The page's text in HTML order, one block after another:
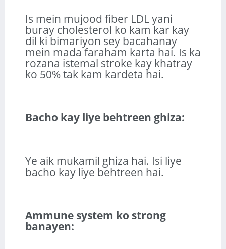
Is mein mujood fiber LDL yani
buray cholesterol ko kam kar kay
dil ki bimariyon sey bacahanay
mein mada faraham karta hai. Is ka
rozana istemal stroke kay khatray
ko 50% tak kam kardeta hai.
Bacho kay liye behtreen ghiza:
Ye aik mukamil ghiza hai. Isi liye
bacho kay liye behtreen hai.
Ammune system ko strong
banayen: